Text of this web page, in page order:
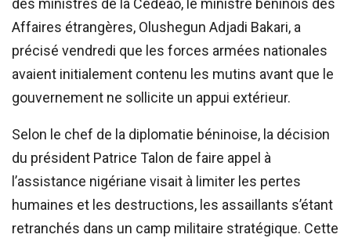
des ministres de la Cédéao, le ministre béninois des
Affaires étrangères, Olushegun Adjadi Bakari, a
précisé vendredi que les forces armées nationales
avaient initialement contenu les mutins avant que le
gouvernement ne sollicite un appui extérieur.
Selon le chef de la diplomatie béninoise, la décision
du président Patrice Talon de faire appel à
l’assistance nigériane visait à limiter les pertes
humaines et les destructions, les assaillants s’étant
retranchés dans un camp militaire stratégique. Cette